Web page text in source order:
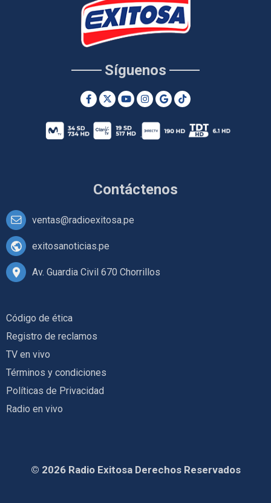
Contáctenos
ventas@radioexitosa.pe
exitosanoticias.pe
Av. Guardia Civil 670 Chorrillos
Síguenos
Código de ética
Registro de reclamos
TV en vivo
Términos y condiciones
Políticas de Privacidad
Radio en vivo
© 2026 Radio Exitosa Derechos Reservados